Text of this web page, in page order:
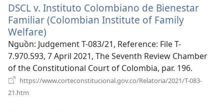
DSCL v. Instituto Colombiano de Bienestar
Familiar (Colombian Institute of Family
Welfare)
cửa
sổ
mới)
Nguồn‎: Judgement T-083/21, Reference: File T-
7.970.593, 7 April 2021, The Seventh Review Chamber
of the Constitutional Court of Colombia, par. 196.
https://www.corteconstitucional.gov.co/Relatoria/2021/T-083-
21.htm